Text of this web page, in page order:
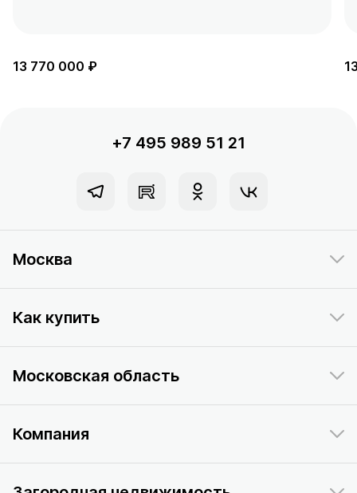
13 770 000 ₽
+7 495 989 51 21
Москва
Как купить
Московская область
Компания